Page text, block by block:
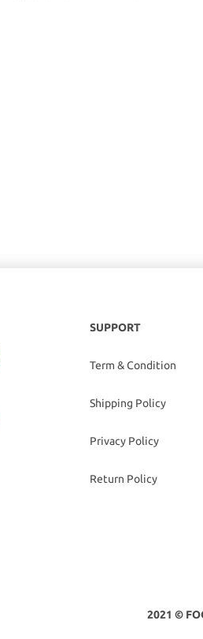
SUPPORT
Term & Condition
Shipping Policy
Privacy Policy
Return Policy
2021 ©